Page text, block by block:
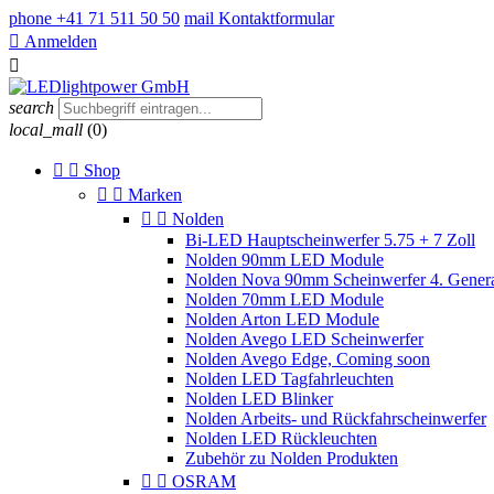
phone +41 71 511 50 50 mail Kontaktformular
 Anmelden

search
local_mall (0)
  Shop
  Marken
  Nolden
Bi-LED Hauptscheinwerfer 5.75 + 7 Zoll
Nolden 90mm LED Module
Nolden Nova 90mm Scheinwerfer 4.
Nolden 70mm LED Module
Nolden Arton LED Module
Nolden Avego LED Scheinwerfer
Nolden Avego Edge, Coming soon
Nolden LED Tagfahrleuchten
Nolden LED Blinker
Nolden Arbeits- und Rückfahrscheinwerfer
Nolden LED Rückleuchten
Zubehör zu Nolden Produkten
  OSRAM